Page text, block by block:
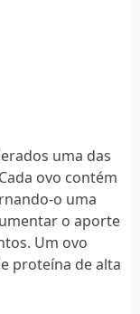
uma das
ovo contém
o uma
o aporte
Um ovo
proteína de alta